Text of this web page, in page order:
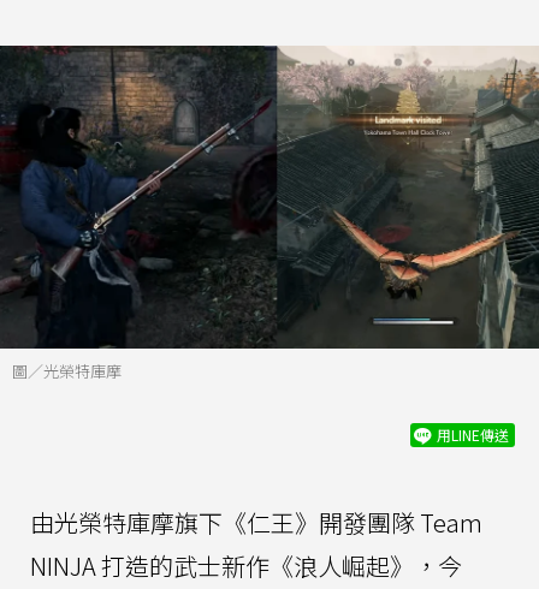
圖／光榮特庫摩
用LINE傳送
由光榮特庫摩旗下《仁王》開發團隊 Team
NINJA 打造的武士新作《浪人崛起》，今